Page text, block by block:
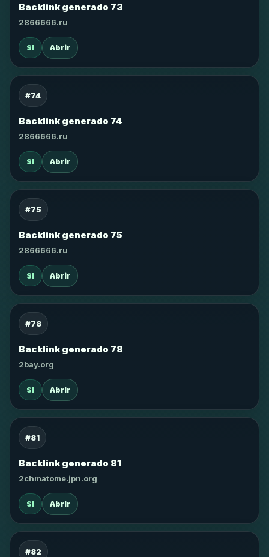
Backlink generado 73
2866666.ru
SI Abrir
#74
Backlink generado 74
2866666.ru
SI Abrir
#75
Backlink generado 75
2866666.ru
SI Abrir
#78
Backlink generado 78
2bay.org
SI Abrir
#81
Backlink generado 81
2chmatome.jpn.org
SI Abrir
#82